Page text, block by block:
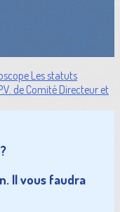
Les statuts
de Comité Directeur et
Il vous faudra